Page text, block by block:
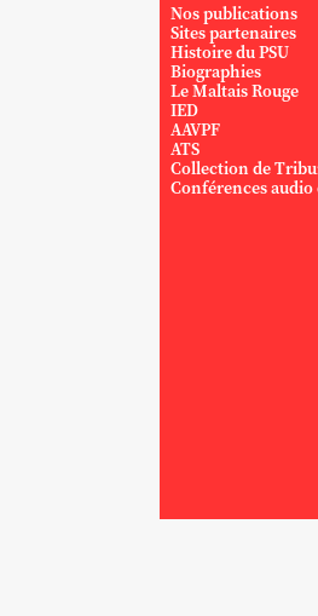
Nos publications
Sites partenaires
Histoire du PSU
Biographies
Le Maltais Rouge
IED
AAVPF
ATS
Collection de
Conférences audio